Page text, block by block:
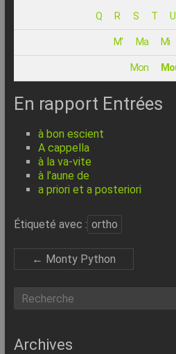
Internet
Q R S T U
M' Ma Mi
Mon
En rapport Entrées
à bon escient
A cappella
à la va-vite
à l’aune de
a priori et a posteriori
Étiqueté avec : ortho
← Monty Python
Archives